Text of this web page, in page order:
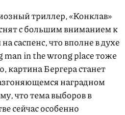
триллер, «Конклав»
с большим вниманием к
саспенс, что вполне в духе
in the wrong place тоже
картина Бергера станет
наградном
что тема выборов в
сейчас особенно